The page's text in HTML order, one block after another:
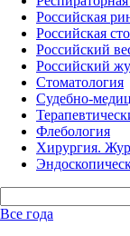
Российская
Российская
Российский
Российский
Стоматология
Судебно-
Флебология
Хирургия.
Все года